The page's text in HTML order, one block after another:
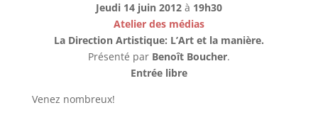
Jeudi 14 juin 2012à 19h30
Atelier des médias
La Direction Artistique: L’Art et la manière.
Présenté par Benoît Boucher.
Entrée libre
Venez nombreux!